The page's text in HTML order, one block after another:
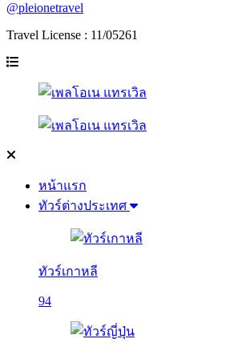
@pleionetravel
Travel License : 11/05261
หน้าแรก
ทัวร์ต่างประเทศ
ทัวร์เกาหลี
94